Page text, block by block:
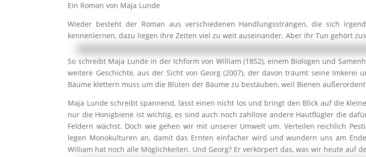
Ein Roman von Maja Lunde
Wieder besteht der Roman aus verschiedenen Handlungssträngen, die sich
kennenlernen, dazu liegen ihre Zeiten viel zu weit auseinander. Aber ihr Tun gehört
So schreibt Maja Lunde in der Ichform von William (1852), einem Biologen und
weitere Geschichte, aus der Sicht von Georg (2007), der davon träumt seine
Bäume klettern muss um die Blüten der Bäume zu bestäuben, weil Bienen
Maja Lunde schreibt spannend, lässt einen nicht los und bringt den Blick auf die
nur die Honigbiene ist wichtig, es sind auch noch zahllose andere Hautflügler die
Feldern wächst. Doch wie gehen wir mit unserer Umwelt um. Verteilen reichlich
legen Monokulturen an, damit das Ernten einfacher wird und wundern uns am
William hat noch alle Möglichkeiten. Und Georg? Er verkörpert das, was wir heute auf